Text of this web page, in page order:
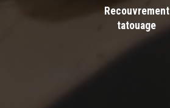
Recouvrement
tatouage